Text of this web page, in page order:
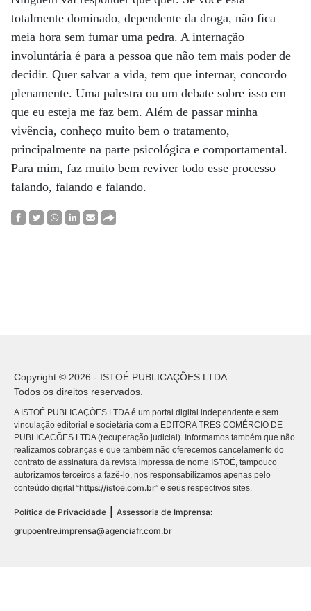
totalmente dominado, dependente da droga, não fica
meia hora sem fumar uma pedra. A internação
involuntária é para a pessoa que não tem mais poder de
decidir. Quer salvar a vida, tem que internar, concordo
plenamente. Uma palestra ou um debate sobre isso em
que eu esteja me faz bem. Além de passar minha
vivência, conheço muito bem o tratamento,
principalmente na parte psicológica e comportamental.
Para mim, faz muito bem reviver todo esse processo
falando, falando e falando.
Copyright © 2026 - ISTOÉ PUBLICAÇÕES LTDA
Todos os direitos reservados.
A ISTOÉ PUBLICAÇÕES LTDA é um portal digital independente e sem
vinculação editorial e societária com a EDITORA TRES COMÉRCIO DE
PUBLICACÕES LTDA (recuperação judicial). Informamos também que não
realizamos cobranças e que também não oferecemos cancelamento do
contrato de assinatura da revista impressa de nome ISTOÉ, tampouco
autorizamos terceiros a fazê-lo, nos responsabilizamos apenas pelo
conteúdo digital “https://istoe.com.br” e seus respectivos sites.
Política de Privacidade
Assessoria de Imprensa:
grupoentre.imprensa@agenciafr.com.br